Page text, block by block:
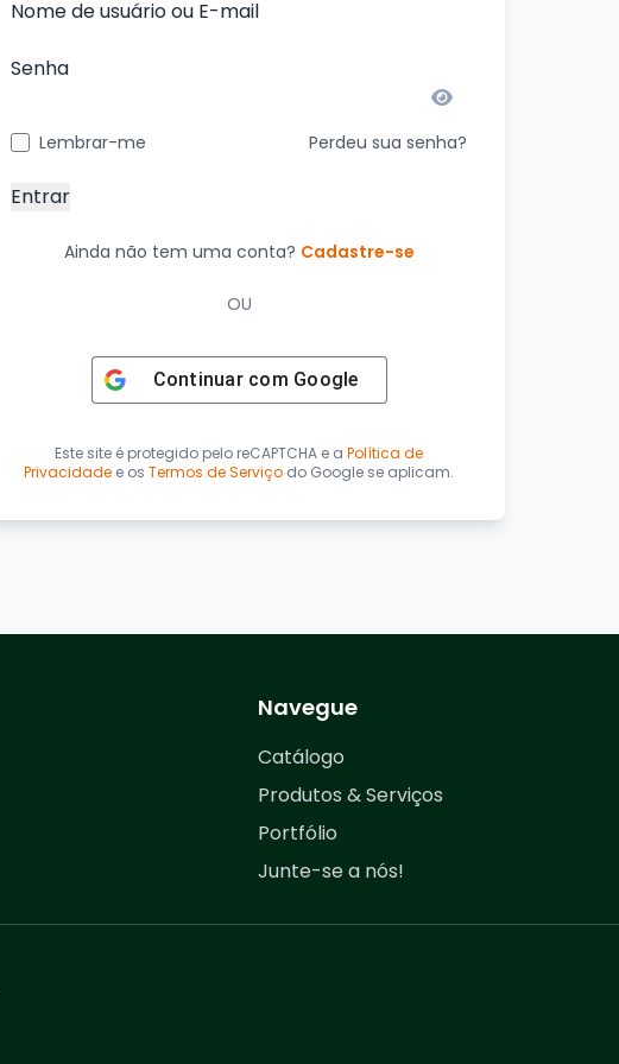
Nome de usuário ou E-mail
Senha
Lembrar-me Perdeu sua senha?
Ainda não tem uma conta? Cadastre-se
OU
Continuar com Google
Este site é protegido pelo reCAPTCHA e a Política de
Privacidade e os Termos de Serviço do Google se aplicam.
Navegue
Catálogo
Produtos & Serviços
Portfólio
Junte-se a nós!